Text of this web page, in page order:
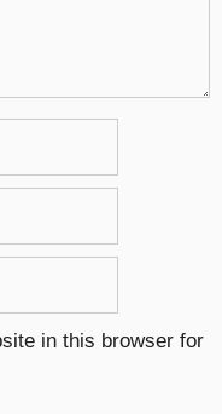
in this browser for